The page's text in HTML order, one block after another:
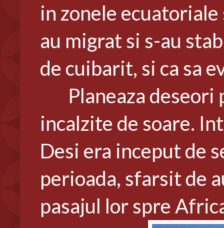
in zonele
au migrat si s-au
de cuibarit, si ca sa
Planeaza deseori
incalzite de soare.
Desi era inceput de
perioada, sfarsit de
pasajul lor spre